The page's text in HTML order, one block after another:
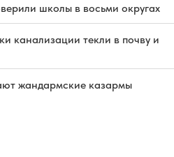
школы в восьми округах
канализации текли в почву и
жандармские казармы